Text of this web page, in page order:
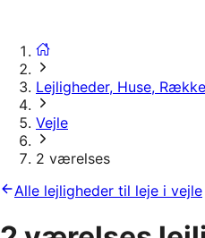
Lejligheder, Huse,
Vejle
2 værelses
Alle lejligheder til leje i vejle